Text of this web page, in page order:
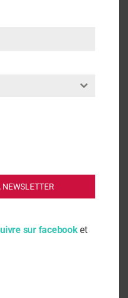
et aide alimentaire
sur facebooket